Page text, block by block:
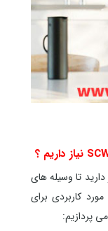
تا وسیله های
کاربردی برای
پردازیم: